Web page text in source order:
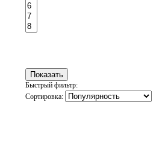
Быстрый фильтр:
Сортировка: